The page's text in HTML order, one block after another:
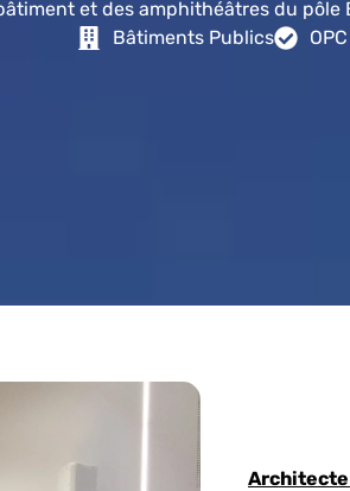
et des amphithéâtres du pôle
Bâtiments Publics
OPC
Architecte